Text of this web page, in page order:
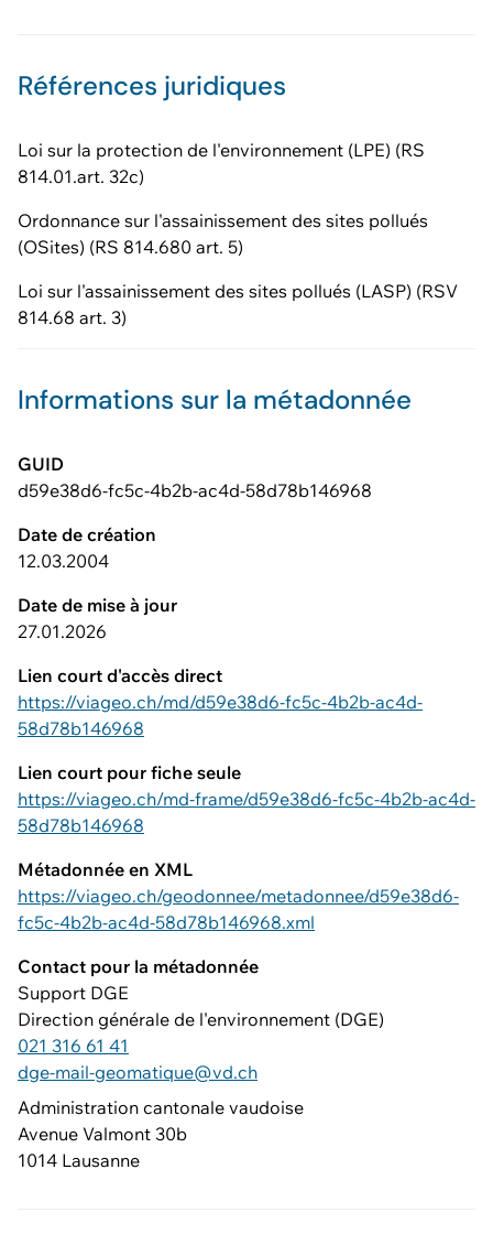
Références juridiques
Loi sur la protection de l'environnement (LPE) (RS
814.01.art. 32c)
Ordonnance sur l'assainissement des sites pollués
(OSites) (RS 814.680 art. 5)
Loi sur l'assainissement des sites pollués (LASP) (RSV
814.68 art. 3)
Informations sur la métadonnée
GUID
d59e38d6-fc5c-4b2b-ac4d-58d78b146968
Date de création
12.03.2004
Date de mise à jour
27.01.2026
Lien court d'accès direct
https://viageo.ch/md/d59e38d6-fc5c-4b2b-ac4d-
58d78b146968
Lien court pour fiche seule
https://viageo.ch/md-frame/d59e38d6-fc5c-4b2b-ac4d-
58d78b146968
Métadonnée en XML
https://viageo.ch/geodonnee/metadonnee/d59e38d6-
fc5c-4b2b-ac4d-58d78b146968.xml
Contact pour la métadonnée
Support DGE
Direction générale de l'environnement (DGE)
021 316 61 41
dge-mail-geomatique@vd.ch
Administration cantonale vaudoise
Avenue Valmont 30b
1014 Lausanne